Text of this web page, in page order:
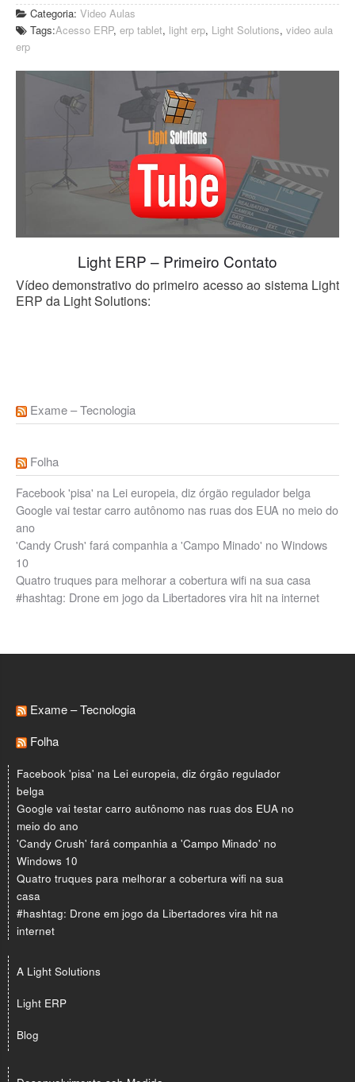
Categoria: Video Aulas
Tags:Acesso ERP, erp tablet, light erp, Light Solutions, video aula
erp
Light ERP – Primeiro Contato
Vídeo demonstrativo do primeiro acesso ao sistema Light
ERP da Light Solutions:
Exame – Tecnologia
Folha
Facebook 'pisa' na Lei europeia, diz órgão regulador belga
Google vai testar carro autônomo nas ruas dos EUA no meio do
ano
'Candy Crush' fará companhia a 'Campo Minado' no Windows
10
Quatro truques para melhorar a cobertura wifi na sua casa
#hashtag: Drone em jogo da Libertadores vira hit na internet
Exame – Tecnologia
Folha
Facebook 'pisa' na Lei europeia, diz órgão regulador
belga
Google vai testar carro autônomo nas ruas dos EUA no
meio do ano
'Candy Crush' fará companhia a 'Campo Minado' no
Windows 10
Quatro truques para melhorar a cobertura wifi na sua
casa
#hashtag: Drone em jogo da Libertadores vira hit na
internet
A Light Solutions
Light ERP
Blog